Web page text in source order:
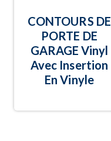
CONTOURS DE
PORTE DE
GARAGE Vinyl
Avec Insertion
En Vinyle